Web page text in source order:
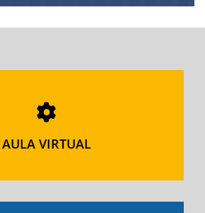
AULA VIRTUAL